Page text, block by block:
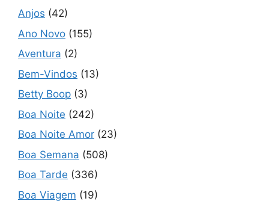
Anjos (42)
Ano Novo (155)
Aventura (2)
Bem-Vindos (13)
Betty Boop (3)
Boa Noite (242)
Boa Noite Amor (23)
Boa Semana (508)
Boa Tarde (336)
Boa Viagem (19)